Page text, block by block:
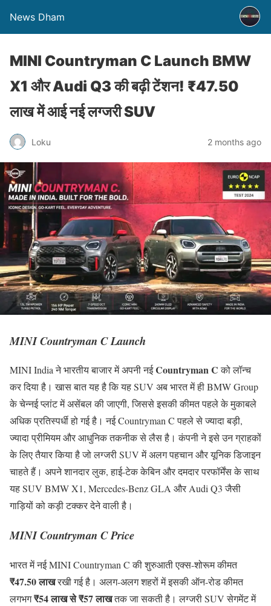
News Dham
MINI Countryman C Launch BMW
X1 और Audi Q3 की बढ़ी टेंशन! ₹47.50
लाख में आई नई लग्जरी SUV
Loku 2 months ago
MINI Countryman C Launch
MINI India ने भारतीय बाजार में अपनी नईCountryman Cको लॉन्च
कर दिया है। खास बात यह है कि यह SUV अब भारत में ही BMW Group
के चेन्नई प्लांट में असेंबल की जाएगी, जिससे इसकी कीमत पहले के मुकाबले
अधिक प्रतिस्पर्धी हो गई है। नई Countryman C पहले से ज्यादा बड़ी,
ज्यादा प्रीमियम और आधुनिक तकनीक से लैस है। कंपनी ने इसे उन ग्राहकों
के लिए तैयार किया है जो लग्जरी SUV में अलग पहचान और यूनिक डिजाइन
चाहते हैं। अपने शानदार लुक, हाई-टेक केबिन और दमदार परफॉर्मेंस के साथ
यह SUV BMW X1, Mercedes-Benz GLA और Audi Q3 जैसी
गाड़ियों को कड़ी टक्कर देने वाली है।
MINI Countryman C Price
भारत में नई MINI Countryman C की शुरुआती एक्स-शोरूम कीमत
₹47.50 लाखरखी गई है। अलग-अलग शहरों में इसकी ऑन-रोड कीमत
लगभग₹54 लाख से ₹57 लाखतक जा सकती है। लग्जरी SUV सेगमेंट में